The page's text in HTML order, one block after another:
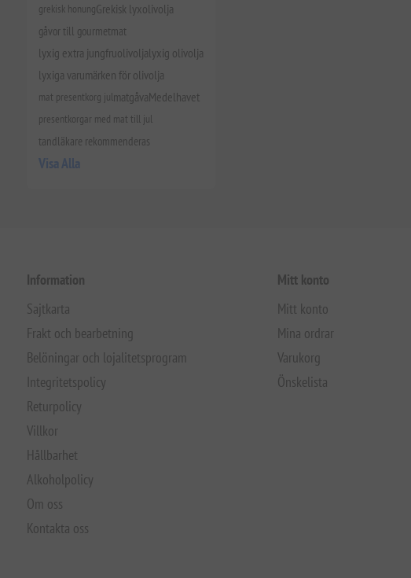
grekisk honungGrekisk lyxolivolja
gåvor till gourmetmat
lyxig extra jungfruolivoljalyxig olivolja
lyxiga varumärken för olivolja
mat presentkorg julmatgåvaMedelhavet
presentkorgar med mat till jul
tandläkare rekommenderas
Visa Alla
Information
Sajtkarta
Frakt och bearbetning
Belöningar och lojalitetsprogram
Integritetspolicy
Returpolicy
Villkor
Hållbarhet
Alkoholpolicy
Om oss
Kontakta oss
Mitt konto
Mitt konto
Mina ordrar
Varukorg
Önskelista